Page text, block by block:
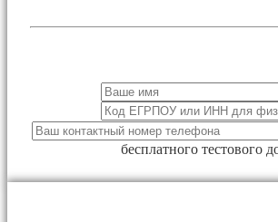
бесплатного тестового